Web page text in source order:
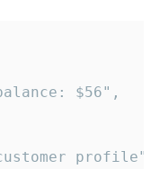
$56",